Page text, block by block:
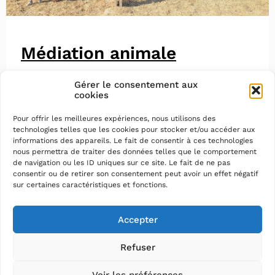
Gérer le consentement aux
cookies
Pour offrir les meilleures expériences, nous utilisons des
technologies telles que les cookies pour stocker et/ou accéder aux
informations des appareils. Le fait de consentir à ces technologies
nous permettra de traiter des données telles que le comportement
de navigation ou les ID uniques sur ce site. Le fait de ne pas
consentir ou de retirer son consentement peut avoir un effet négatif
sur certaines caractéristiques et fonctions.
Accepter
Refuser
Médiation animale